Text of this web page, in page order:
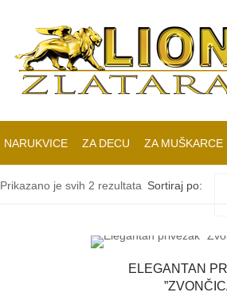
NARUKVICE ZA DECU ZA MUŠKARCE
Prikazano je svih 2 rezultata Sortirano
ceni:
Sortiraj po:
ELEGANTAN